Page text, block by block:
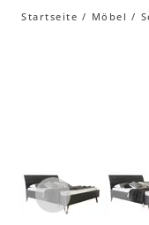
Startseite Möbel